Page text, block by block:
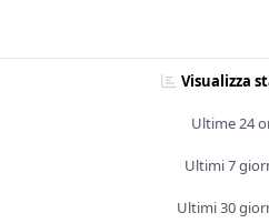
Visualizza
Ultime 24
Ultimi 7
Ultimi 30